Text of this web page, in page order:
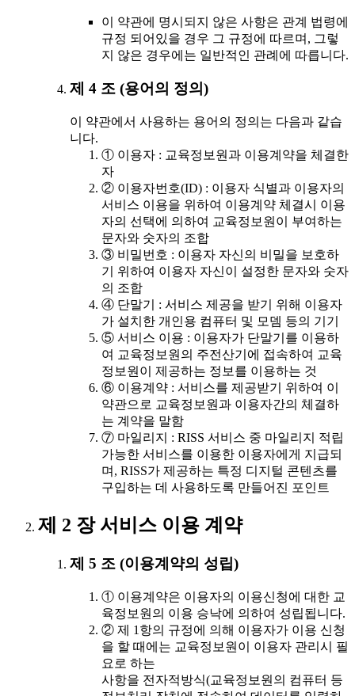
이 약관에 명시되지 않은 사항은 관계 법령에
규정 되어있을 경우 그 규정에 따르며, 그렇
지 않은 경우에는 일반적인 관례에 따릅니다.
제 4 조 (용어의 정의)
이 약관에서 사용하는 용어의 정의는 다음과 같습
니다.
① 이용자 : 교육정보원과 이용계약을 체결한
자
② 이용자번호(ID) : 이용자 식별과 이용자의
서비스 이용을 위하여 이용계약 체결시 이용
자의 선택에 의하여 교육정보원이 부여하는
문자와 숫자의 조합
③ 비밀번호 : 이용자 자신의 비밀을 보호하
기 위하여 이용자 자신이 설정한 문자와 숫자
의 조합
④ 단말기 : 서비스 제공을 받기 위해 이용자
가 설치한 개인용 컴퓨터 및 모뎀 등의 기기
⑤ 서비스 이용 : 이용자가 단말기를 이용하
여 교육정보원의 주전산기에 접속하여 교육
정보원이 제공하는 정보를 이용하는 것
⑥ 이용계약 : 서비스를 제공받기 위하여 이
약관으로 교육정보원과 이용자간의 체결하
는 계약을 말함
⑦ 마일리지 : RISS 서비스 중 마일리지 적립
가능한 서비스를 이용한 이용자에게 지급되
며, RISS가 제공하는 특정 디지털 콘텐츠를
구입하는 데 사용하도록 만들어진 포인트
제 2 장 서비스 이용 계약
제 5 조 (이용계약의 성립)
① 이용계약은 이용자의 이용신청에 대한 교
육정보원의 이용 승낙에 의하여 성립됩니다.
② 제 1항의 규정에 의해 이용자가 이용 신청
을 할 때에는 교육정보원이 이용자 관리시 필
요로 하는
사항을 전자적방식(교육정보원의 컴퓨터 등